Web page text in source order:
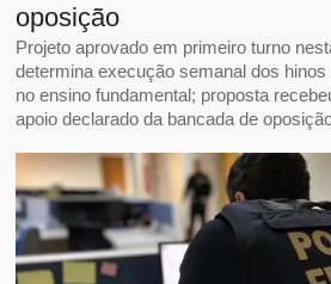
oposição
Projeto aprovado em primeiro turno
determina execução semanal dos
no ensino fundamental; proposta
apoio declarado da bancada de